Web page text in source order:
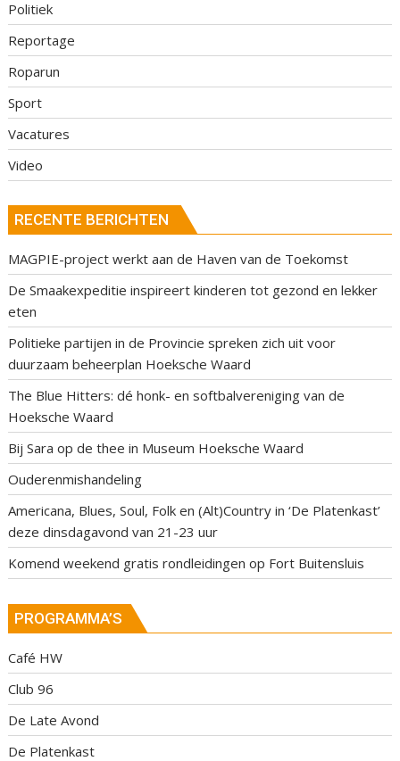
Politiek
Reportage
Roparun
Sport
Vacatures
Video
RECENTE BERICHTEN
MAGPIE-project werkt aan de Haven van de Toekomst
De Smaakexpeditie inspireert kinderen tot gezond en lekker
eten
Politieke partijen in de Provincie spreken zich uit voor
duurzaam beheerplan Hoeksche Waard
The Blue Hitters: dé honk- en softbalvereniging van de
Hoeksche Waard
Bij Sara op de thee in Museum Hoeksche Waard
Ouderenmishandeling
Americana, Blues, Soul, Folk en (Alt)Country in ‘De Platenkast’
deze dinsdagavond van 21-23 uur
Komend weekend gratis rondleidingen op Fort Buitensluis
PROGRAMMA’S
Café HW
Club 96
De Late Avond
De Platenkast